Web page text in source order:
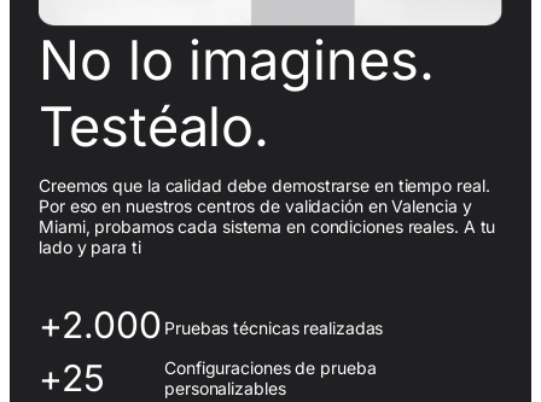
No lo imagines.
Testéalo.
Creemos que la calidad debe demostrarse en tiempo real.
Por eso en nuestros centros de validación en Valencia y
Miami, probamos cada sistema en condiciones reales. A tu
lado y para ti
+2.000
+25
Pruebas técnicas realizadas
Configuraciones de prueba
personalizables